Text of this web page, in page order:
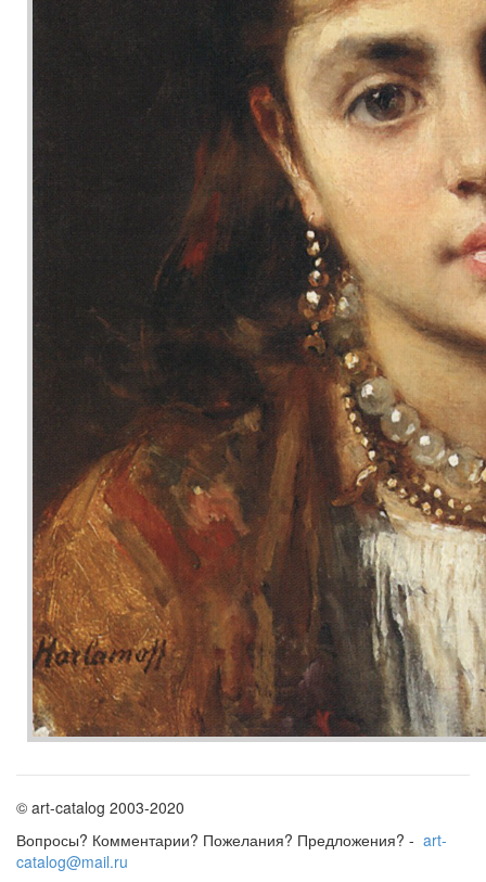
© art-catalog 2003-2020
Вопросы? Комментарии? Пожелания? Предложения? - art-
catalog@mail.ru